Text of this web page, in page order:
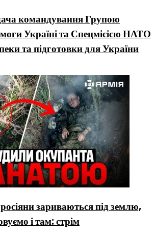
командування Групою
Україні та Спецмісією НАТО
та підготовки для України
зариваються під землю,
і там: стрім